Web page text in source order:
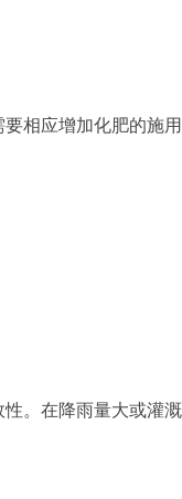
相应增加化肥的施
。在降雨量大或灌